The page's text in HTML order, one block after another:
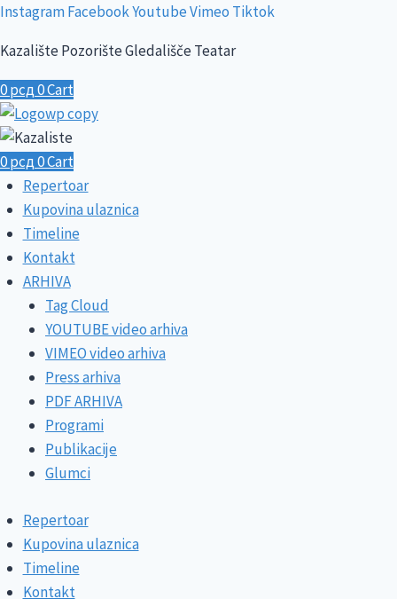
Skip
content
InstagramFacebookYoutubeVimeo Tiktok
Kazalište Pozorište Gledališče Teatar
0рсд0Cart
0рсд0Cart
Repertoar
Kupovina ulaznica
Timeline
Kontakt
ARHIVA
Tag Cloud
YOUTUBE video arhiva
VIMEO video arhiva
Press arhiva
PDF ARHIVA
Programi
Publikacije
Glumci
Repertoar
Kupovina ulaznica
Timeline
Kontakt